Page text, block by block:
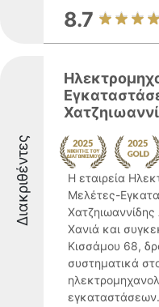
8.7
Διακριθέντες
Η εταιρεία
Μελέτες-
Χανιά και
Κισσάμου 68,
συστηματικά